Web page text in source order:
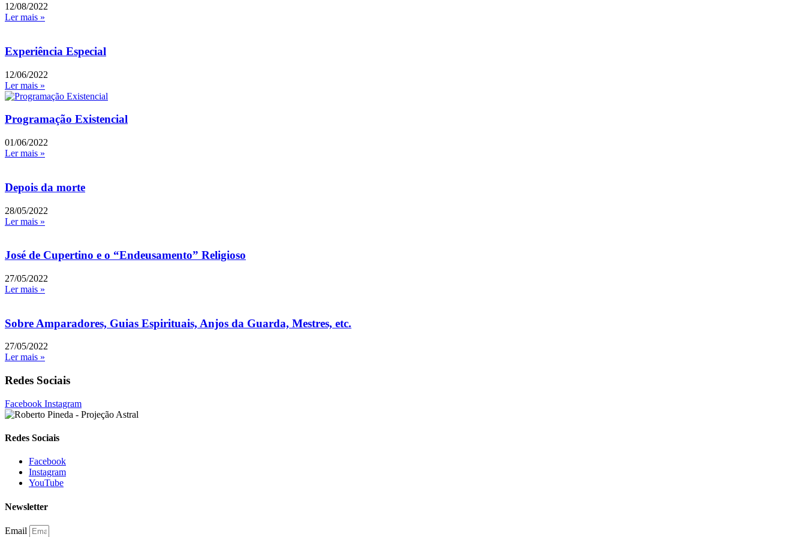
12/08/2022
Ler mais »
Experiência Especial
12/06/2022
Ler mais »
Programação Existencial
01/06/2022
Ler mais »
Depois da morte
28/05/2022
Ler mais »
José de Cupertino e o “Endeusamento” Religioso
27/05/2022
Ler mais »
Sobre Amparadores, Guias Espirituais, Anjos da Guarda, Mestres, etc.
27/05/2022
Ler mais »
Redes Sociais
Facebook Instagram
Redes Sociais
Facebook
Instagram
YouTube
Newsletter
Email